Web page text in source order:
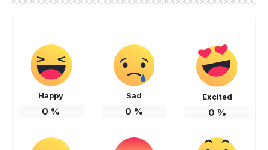
Happy
0 %
Sad
0 %
Excited
0 %